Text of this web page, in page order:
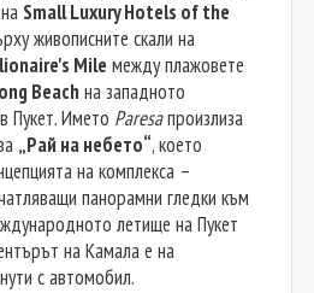
Small Luxury Hotels of the
живописните скали на
Mile между плажовете
Beach на западното
Пукет. Името Paresaпроизлиза
„Рай на небето“, което
на комплекса –
панорамни гледки към
летище на Пукет
на Камала е на
с автомобил.